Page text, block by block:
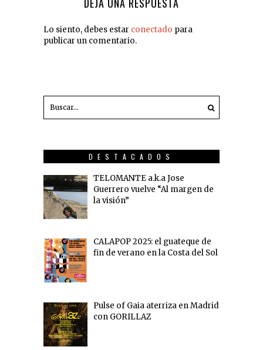
Lo siento, debes estar conectado para
publicar un comentario.
DESTACADOS
TELOMANTE a.k.a Jose
Guerrero vuelve “Al margen de
la visión”
CALAPOP 2025: el guateque de
fin de verano en la Costa del Sol
Pulse of Gaia aterriza en Madrid
con GORILLAZ